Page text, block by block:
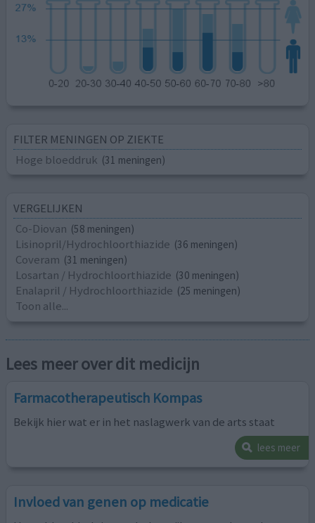
FILTER MENINGEN OP ZIEKTE
Hoge bloeddruk (31 meningen)
VERGELIJKEN
Co-Diovan (58 meningen)
Lisinopril/Hydrochloorthiazide (36 meningen)
Coveram (31 meningen)
Losartan / Hydrochloorthiazide (30 meningen)
Enalapril / Hydrochloorthiazide (25 meningen)
Toon alle...
Lees meer over dit medicijn
Farmacotherapeutisch Kompas
Bekijk hier wat er in het naslagwerk van de arts staat
lees meer
Invloed van genen op medicatie